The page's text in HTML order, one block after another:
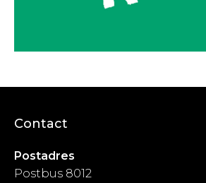
Contact
Postadres
Postbus 8012